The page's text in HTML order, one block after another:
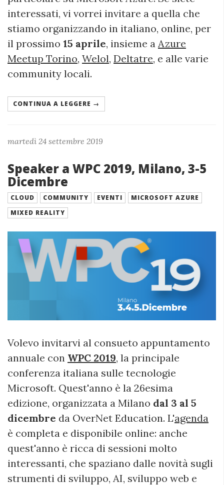
interessati, vi vorrei invitare a quella che
stiamo organizzando in italiano, online, per
il prossimo 15 aprile, insieme a Azure
Meetup Torino, Welol, Deltatre, e alle varie
community locali.
CONTINUA A LEGGERE →
martedì 24 settembre 2019
Speaker a WPC 2019, Milano, 3-5
Dicembre
CLOUD COMMUNITY EVENTI
MICROSOFT AZURE
MIXED REALITY
Volevo invitarvi al consueto appuntamento
annuale con WPC 2019, la principale
conferenza italiana sulle tecnologie
Microsoft. Quest'anno è la 26esima
edizione, organizzata a Milano dal 3 al 5
dicembre da OverNet Education. L'agenda
è completa e disponibile online: anche
quest'anno è ricca di sessioni molto
interessanti, che spaziano dalle novità sugli
strumenti di sviluppo, AI, sviluppo web e